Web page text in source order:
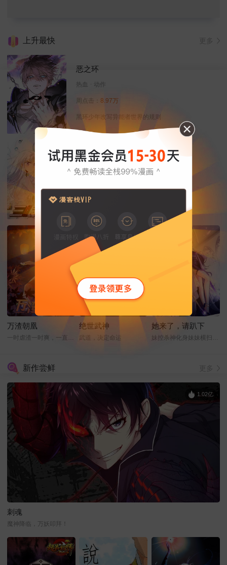
上升最快
恶之环
热血 动作
周点击： 8.97万
黑环少年改写异能者世界的规则
三眼哮天录
恋爱 热血 玄幻
天神下凡来除妖
万渣朝凰
一时虐渣一时爽，一直虐渣一直爽
绝世武神
武道，决定命运
她来了，请趴下
妹控杀神化身妹妹横扫娱乐圈
新作尝鲜
刺魂
魔神降临，万妖叩拜！
1.02亿